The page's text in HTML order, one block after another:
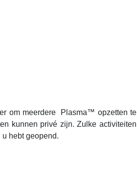
om meerdere Plasma™ opzetten te
kunnen privé zijn. Zulke activiteiten
hebt geopend.